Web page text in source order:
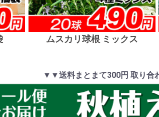
ムスカリ球根 ミックス
▼▼送料まとまて300円 取り合